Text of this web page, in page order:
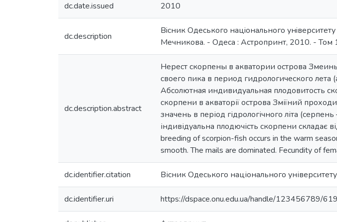
dc.date.issued 2010
dc.description
Вiсник Одеського нацiонального
Мечникова. - Одеса : Астропринт, 2010. - Том
dc.description.abstract
Нерест скорпены в акватории острова
своего пика в период гидрологического
Абсолютная индивидуальная плодовитость
скорпени в акваторії острова Зміїний
значень в період гідрологічного літа
індивідуальна плодючість скорпени
breeding of scorpion-fish occurs in the warm
smooth. The mails are dominated. Fecundity of
dc.identifier.citation Вісник Одеського національного
dc.identifier.uri https://dspace.onu.edu.ua/handle/123456789/619